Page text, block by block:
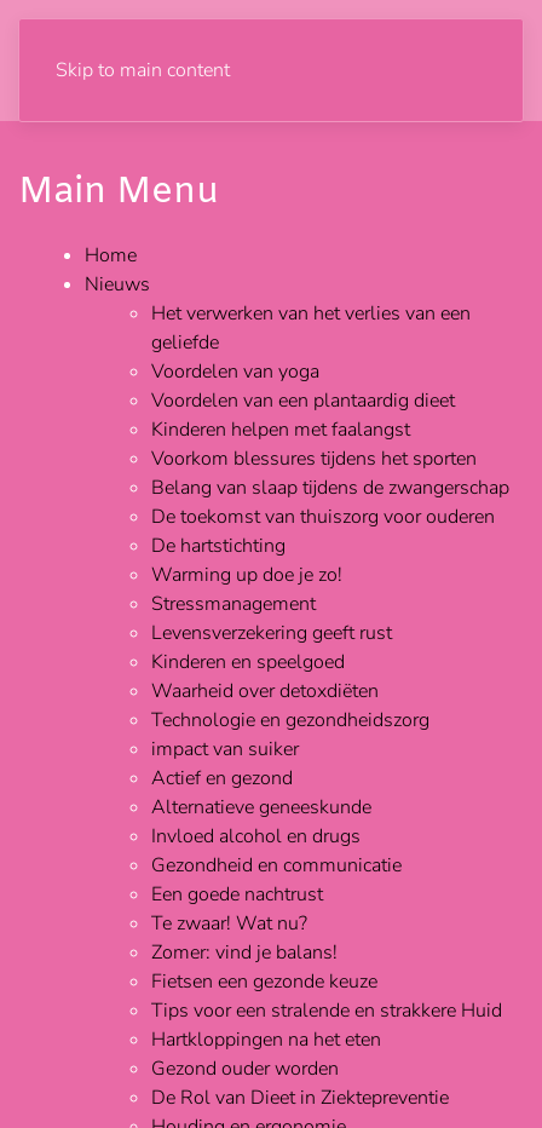
Skip to main content
Main Menu
Home
Nieuws
Het verwerken van het verlies van een
geliefde
Voordelen van yoga
Voordelen van een plantaardig dieet
Kinderen helpen met faalangst
Voorkom blessures tijdens het sporten
Belang van slaap tijdens de zwangerschap
De toekomst van thuiszorg voor ouderen
De hartstichting
Warming up doe je zo!
Stressmanagement
Levensverzekering geeft rust
Kinderen en speelgoed
Waarheid over detoxdiëten
Technologie en gezondheidszorg
impact van suiker
Actief en gezond
Alternatieve geneeskunde
Invloed alcohol en drugs
Gezondheid en communicatie
Een goede nachtrust
Te zwaar! Wat nu?
Zomer: vind je balans!
Fietsen een gezonde keuze
Tips voor een stralende en strakkere Huid
Hartkloppingen na het eten
Gezond ouder worden
De Rol van Dieet in Ziektepreventie